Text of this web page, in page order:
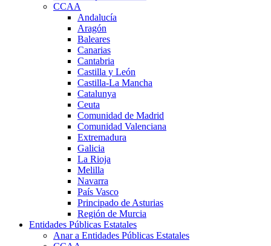
CCAA
Andalucía
Aragón
Baleares
Canarias
Cantabria
Castilla y León
Castilla-La Mancha
Catalunya
Ceuta
Comunidad de Madrid
Comunidad Valenciana
Extremadura
Galicia
La Rioja
Melilla
Navarra
País Vasco
Principado de Asturias
Región de Murcia
Entidades Públicas Estatales
Anar a Entidades Públicas Estatales